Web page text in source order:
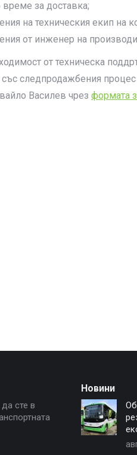
време за доставка;
на техническия екип на
от инженер на
от техническа
следпродажбения
Василев чрез формата
сте в
Новини